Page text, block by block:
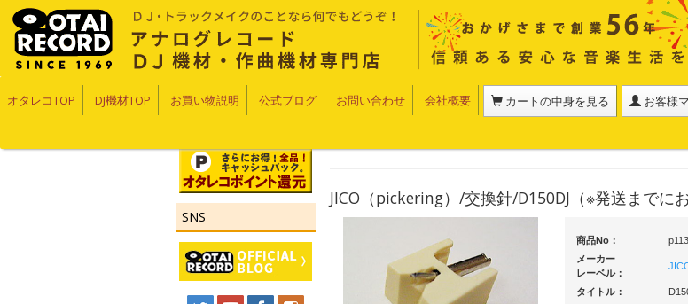
オタレコTOP DJ機材TOP お買い物説明 公式ブログ お問い合わせ 会社概要 カートの中身を見る お客様
SNS
JICO（pickering）/交換針/D150DJ（※発送までに
商品No：
メーカー
レーベル：
タイトル：